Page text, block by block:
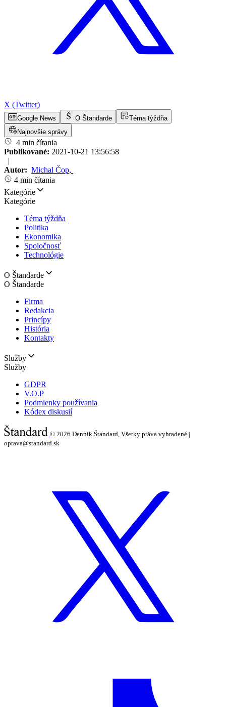
X (Twitter)
Google News O Štandarde
Téma týždňa
Najnovšie správy
4 min čítania
Publikované: 2021-10-21 13:56:58
|
Autor: Michal Čop,
4 min čítania
Kategórie
Kategórie
Téma týždňa
Politika
Ekonomika
Spoločnosť
Technológie
O Štandarde
O Štandarde
Firma
Redakcia
Princípy
História
Kontakty
Služby
Služby
GDPR
V.O.P
Podmienky používania
Kódex diskusií
© 2026 Denník Štandard, Všetky práva vyhradené |
oprava@standard.sk